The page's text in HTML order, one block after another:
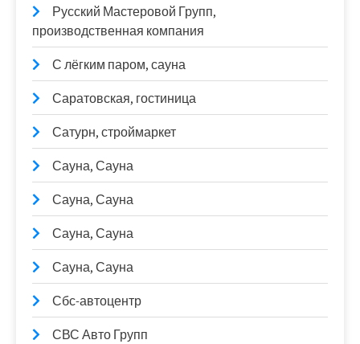
Русский Мастеровой Групп,
производственная компания
С лёгким паром, сауна
Саратовская, гостиница
Сатурн, строймаркет
Сауна, Сауна
Сауна, Сауна
Сауна, Сауна
Сауна, Сауна
Сбс-автоцентр
СВС Авто Групп